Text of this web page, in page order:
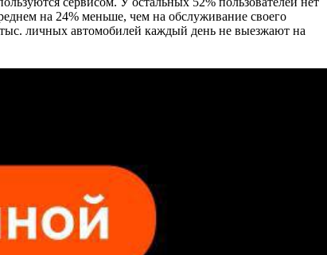
на 24% меньше, чем на обслуживание своего
личных автомобилей каждый день не выезжают на